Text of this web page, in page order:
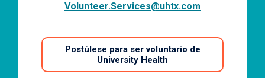
Volunteer.Services@uhtx.com
Postúlese para ser voluntario de
University Health